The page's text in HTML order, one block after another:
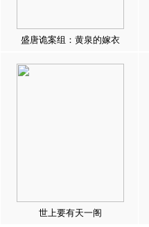
盛唐诡案组：黄泉的嫁衣
世上要有天一阁